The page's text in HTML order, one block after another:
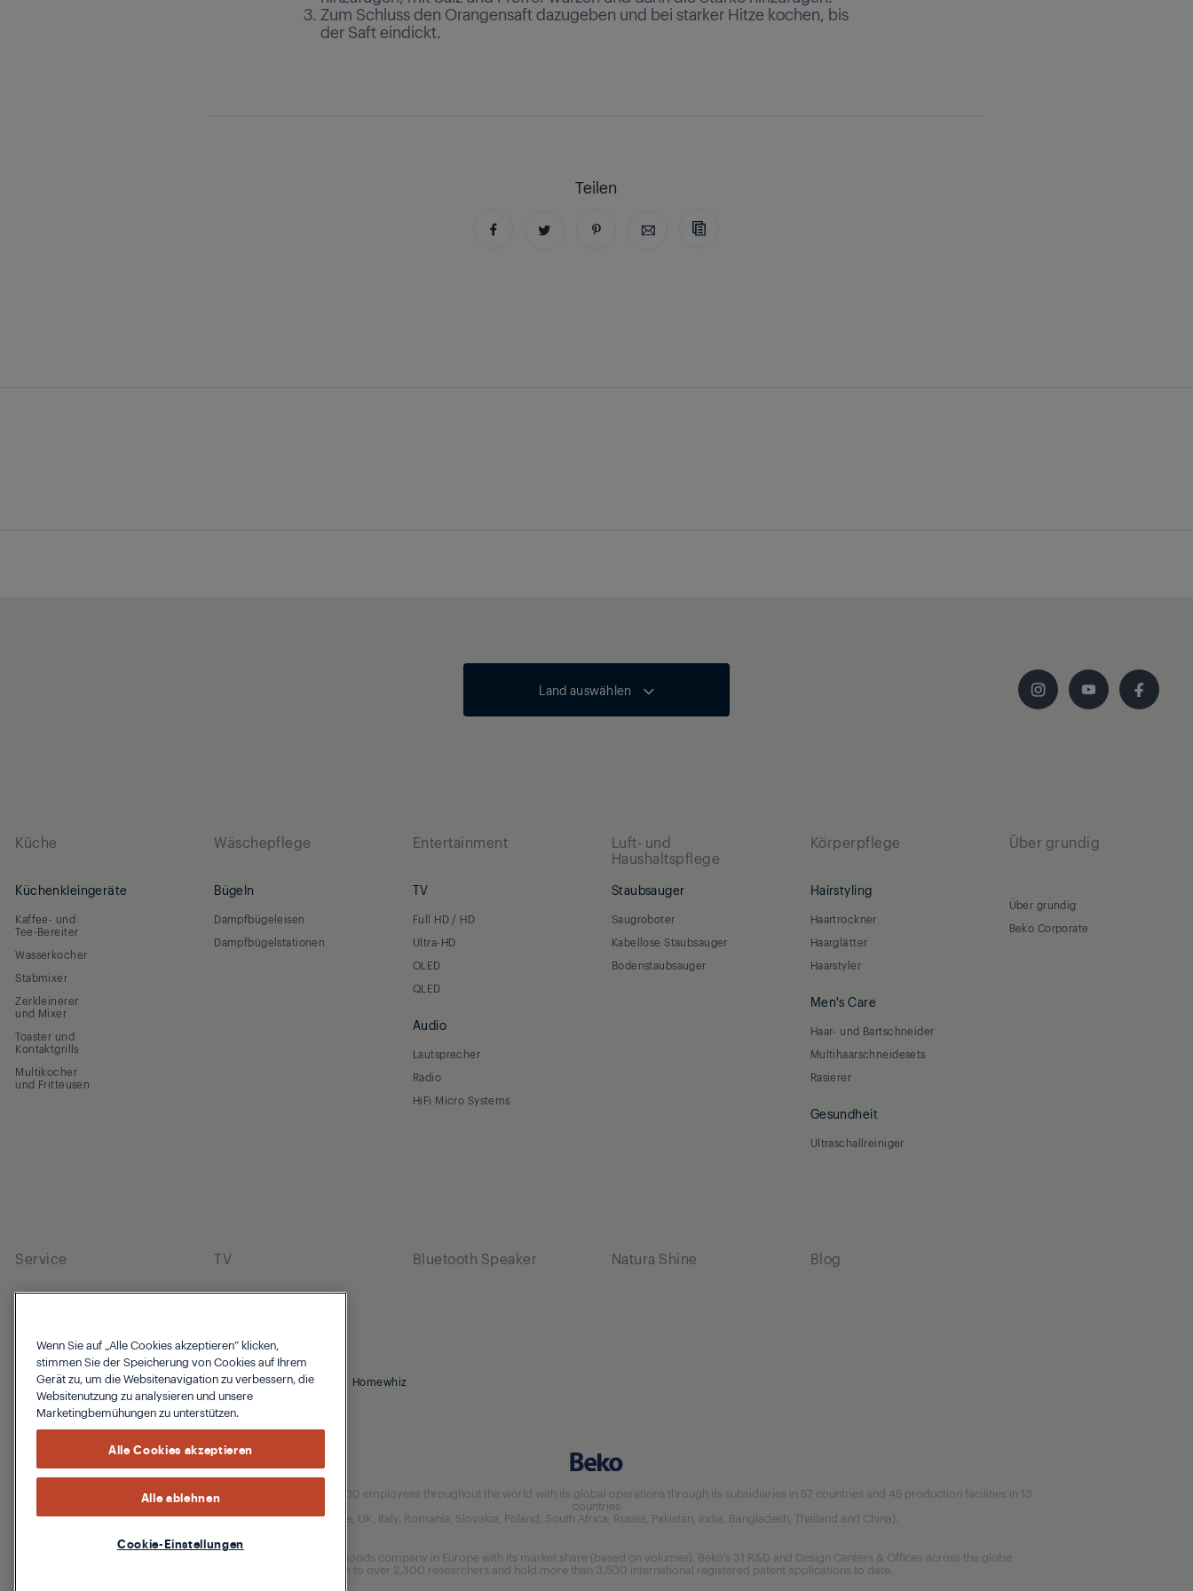
Zum Schluss den Orangensaft dazugeben und bei starker Hitze kochen, bis
der Saft eindickt.
Teilen
Land auswählen
Küche
Küchenkleingeräte
Kaffee- und
Tee-Bereiter
Wasserkocher
Stabmixer
Zerkleinerer
und Mixer
Toaster und
Kontaktgrills
Multikocher
und Fritteusen
Wäschepflege
Bügeln
Dampfbügeleisen
Dampfbügelstationen
Entertainment
TV
Full HD / HD
Ultra-HD
OLED
QLED
Audio
Lautsprecher
Radio
HiFi Micro Systems
Luft- und
Haushaltspflege
Staubsauger
Saugroboter
Kabellose Staubsauger
Bodenstaubsauger
Körperpflege
Hairstyling
Haartrockner
Haarglätter
Haarstyler
Men's Care
Haar- und Bartschneider
Multihaarschneidesets
Rasierer
Gesundheit
Ultraschallreiniger
Über grundig
Über grundig
Beko Corporate
Service TV Bluetooth Speaker Natura Shine Blog
© 2026 Grundig Cookie Hinweis Datenschutzhinweis Homewhiz
Our parent company, Beko has 55,000 employees throughout the world with its global operations through its subsidiaries in 57 countries and 45 production facilities in 13
countries
(i.e. Türkiye, UK, Italy, Romania, Slovakia, Poland, South Africa, Russia, Pakistan, India, Bangladesh, Thailand and China).
Beko became the largest white goods company in Europe with its market share (based on volumes). Beko’s 31 R&D and Design Centers & Offices across the globe
are home to over 2,300 researchers and hold more than 3,500 international registered patent applications to date.
Wenn Sie auf „Alle Cookies akzeptieren“ klicken,
stimmen Sie der Speicherung von Cookies auf Ihrem
Gerät zu, um die Websitenavigation zu verbessern, die
Websitenutzung zu analysieren und unsere
Marketingbemühungen zu unterstützen.
Alle Cookies akzeptieren
Alle ablehnen
Cookie-Einstellungen